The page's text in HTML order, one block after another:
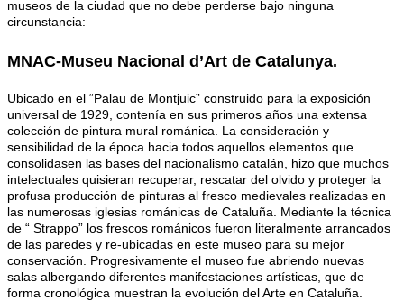
museos de la ciudad que no debe perderse bajo ninguna
circunstancia:
MNAC-Museu Nacional d’Art de Catalunya.
Ubicado en el “Palau de Montjuic” construido para la exposición
universal de 1929, contenía en sus primeros años una extensa
colección de pintura mural románica. La consideración y
sensibilidad de la época hacia todos aquellos elementos que
consolidasen las bases del nacionalismo catalán, hizo que muchos
intelectuales quisieran recuperar, rescatar del olvido y proteger la
profusa producción de pinturas al fresco medievales realizadas en
las numerosas iglesias románicas de Cataluña. Mediante la técnica
de “ Strappo” los frescos románicos fueron literalmente arrancados
de las paredes y re-ubicadas en este museo para su mejor
conservación. Progresivamente el museo fue abriendo nuevas
salas albergando diferentes manifestaciones artísticas, que de
forma cronológica muestran la evolución del Arte en Cataluña.